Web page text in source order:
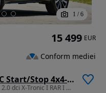
1 / 6
Nissan X-Trail 2.0D XTRONIC Start/Stop 4x4-i Tekna
1995 cm3 • 177 CP • TEKNA Plus 4WD I 2.0 dci X-Tronic I RAR I Garantie I Rate I Nr Rosii
15 499 EUR
Conform mediei